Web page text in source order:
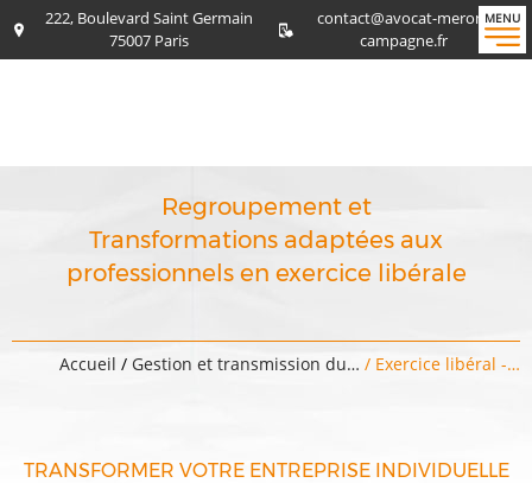
222, Boulevard Saint Germain
75007 Paris
contact@avocat-meron-
campagne.fr
MENU
Regroupement et
Transformations adaptées aux
professionnels en exercice libérale
Accueil / Gestion et transmission du… / Exercice libéral -…
TRANSFORMER VOTRE ENTREPRISE INDIVIDUELLE